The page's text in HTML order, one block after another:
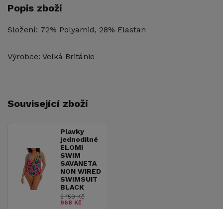
Popis zboží
Složení: 72% Polyamid, 28% Elastan
Výrobce: Velká Británie
Související zboží
Plavky
jednodílné
ELOMI
SWIM
SAVANETA
NON WIRED
SWIMSUIT
BLACK
2 159 Kč
968 Kč